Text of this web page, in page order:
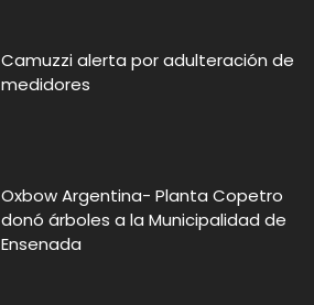
Camuzzi alerta por adulteración de
medidores
Oxbow Argentina- Planta Copetro
donó árboles a la Municipalidad de
Ensenada